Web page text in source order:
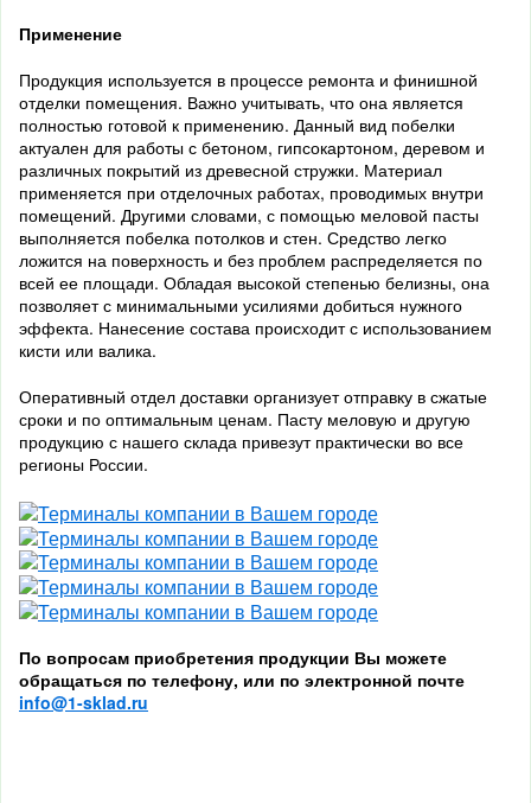
Применение
Продукция используется в процессе ремонта и финишной
отделки помещения. Важно учитывать, что она является
полностью готовой к применению. Данный вид побелки
актуален для работы с бетоном, гипсокартоном, деревом и
различных покрытий из древесной стружки. Материал
применяется при отделочных работах, проводимых внутри
помещений. Другими словами, с помощью меловой пасты
выполняется побелка потолков и стен. Средство легко
ложится на поверхность и без проблем распределяется по
всей ее площади. Обладая высокой степенью белизны, она
позволяет с минимальными усилиями добиться нужного
эффекта. Нанесение состава происходит с использованием
кисти или валика.
Оперативный отдел доставки организует отправку в сжатые
сроки и по оптимальным ценам. Пасту меловую и другую
продукцию с нашего склада привезут практически во все
регионы России.
По вопросам приобретения продукции Вы можете
обращаться по телефону, или по электронной почте
info@1-sklad.ru